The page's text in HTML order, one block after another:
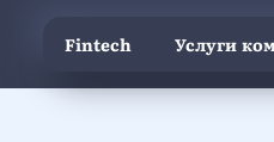
Fintech Услуги